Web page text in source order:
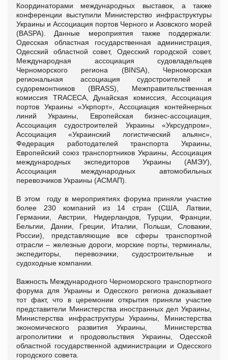
Координаторами международных выставок, а также
конференции выступили Министерство инфраструктуры
Украины и Ассоциация портов Черного и Азовского морей
(BASPA). Данные мероприятия также поддержали:
Одесская областная государственная администрация,
Одесский областной совет, Одесский городской совет,
Международная ассоциация судовладельцев
Черноморского региона (BINSA), Черноморская
региональная ассоциация судостроителей и
судоремонтников (BRASS), Межправительственная
комиссия TRACECA, Дунайская комиссия, Ассоциация
портов Украины «Укрпорт», Ассоциация контейнерных
линий Украины, Европейская бизнес-ассоциация,
Ассоциация судостроителей Украины «Укрсудпром»,
Ассоциация «Украинский логистический альянс»,
Федерация работодателей транспорта Украины,
Европейский союз транспортников Украины, Ассоциация
международных экспедиторов Украины (АМЭУ),
Ассоциация международных автомобильных
перевозчиков Украины (АСМАП).
В этом году в мероприятиях форума приняли участие
более 230 компаний из 14 стран (США, Латвии,
Германии, Австрии, Нидерландов, Турции, Франции,
Бельгии, Дании, Греции, Италии, Польши, Словакии,
России), представляющие все сферы транспортной
отрасли – железные дороги, морские порты, терминалы,
экспедиторы, перевозчики, судостроительные и
судоходные компании.
Важность Международного Черноморского транспортного
форума для Украины и Одесского региона доказывает
тот факт, что в церемонии открытия приняли участие
представители Министерства иностранных дел Украины,
Министерства инфраструктуры Украины, Министерства
экономического развития Украины, Министерства
агрополитики и продовольствия Украины, Одесской
областной государственной администрации и Одесского
городского совета.